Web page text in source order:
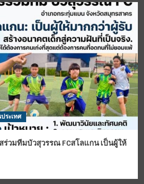
ระเทศ
ร่วมทีมบัวสุวรรณ FCสโลแกน เป็นผู้ให้